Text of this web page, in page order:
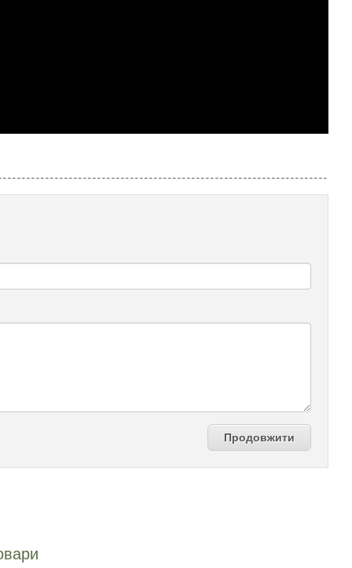
Продовжити